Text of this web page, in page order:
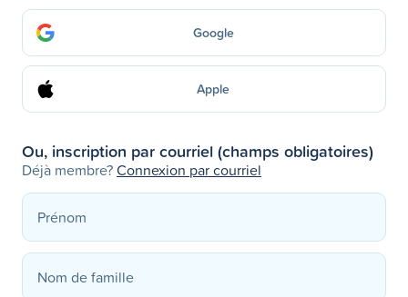
Google
Apple
Ou, inscription par courriel (champs obligatoires)
Déjà membre?Connexion par courriel